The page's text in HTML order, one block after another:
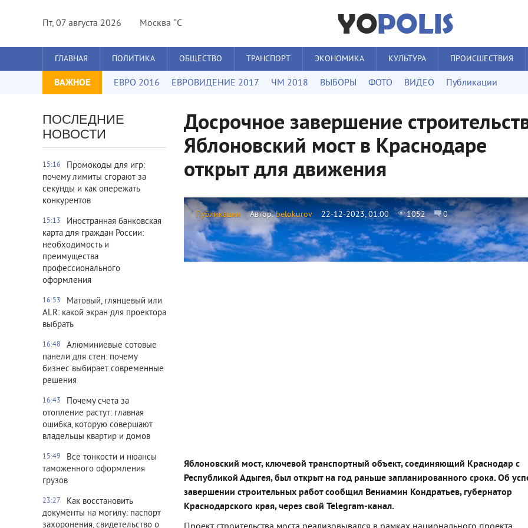
Пт, 07 августа 2026 Москва °C
ГЛАВНАЯ ПОЛИТИКА ОБЩЕСТВО ТРАНСПОРТ ЭКОНОМИКА КУЛЬТУРА ПРОИСШЕСТВИЯ
ВАЖНОЕ ЕВРО 2016 ЕВРОВИДЕНИЕ 2017 ЧМ 2018 ВЫБОРЫ ФОТО ВИДЕО Публикации
ПОСЛЕДНИЕ
НОВОСТИ
15:16
Промокоды для игр:
почему лимиты сгорают за
секунды и как опережать
конкурентов
15:13
Иностранная банковская
карта для граждан России:
необходимость и
преимущества
профессионального
оформления
16:53
Матовый, глянцевый или
ALR: какой экран для проектора
выбрать
16:48
Алюминиевые сотовые
панели для стен: почему
бизнес выбирает современные
решения
16:43
Почему счета за
отопление растут: главная
ошибка, которую совершают
владельцы квартир и домов
15:49
Все тонкости и нюансы
таможенного оформления
грузов
23:27
Как восстановить
документы на могилу: паспорт
захоронения, свидетельство о
Досрочное завершение
Яблоновский мост в Краснодаре
открыт для движения
Публикации Автор:belokurov 22-12-2023, 01:00 1052 0
Яблоновский мост, ключевой транспортный объект, соединяющий Краснодар с
Республикой Адыгея, был открыт на год раньше запланированного срока. Об
завершении строительных работ сообщил Вениамин Кондратьев, губернатор
Краснодарского края, через свой Telegram-канал.